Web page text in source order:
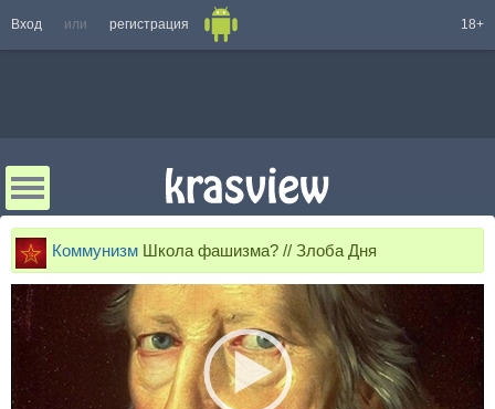
Вход или регистрация 18+
Коммунизм Школа фашизма? // Злоба Дня